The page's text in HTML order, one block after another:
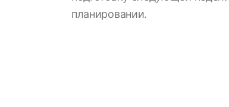
планировании.